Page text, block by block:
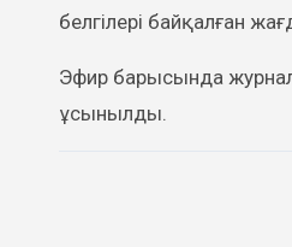
белгілері байқалған
Эфир барысында
ұсынылды.